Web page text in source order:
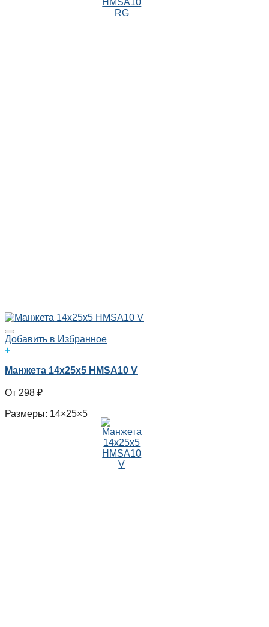
Добавить в Избранное
+
Манжета 14x25x5 HMSA10 V
298 ₽
Размеры: 14×25×5